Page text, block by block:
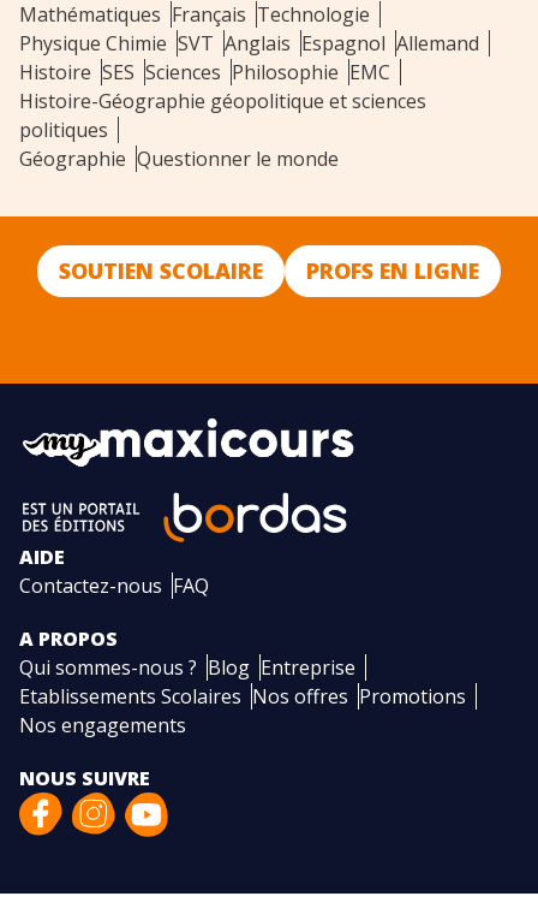
Mathématiques Français Technologie
Physique Chimie SVT Anglais Espagnol Allemand
Histoire SES Sciences Philosophie EMC
Histoire-Géographie géopolitique et sciences
politiques
Géographie Questionner le monde
SOUTIEN SCOLAIRE PROFS EN LIGNE
AIDE
Contactez-nous FAQ
A PROPOS
Qui sommes-nous ? Blog Entreprise
Etablissements Scolaires Nos offres Promotions
Nos engagements
NOUS SUIVRE